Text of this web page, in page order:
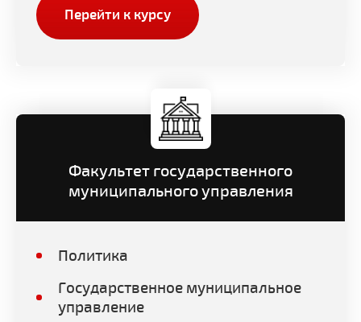
Перейти к курсу
Факультет государственного
муниципального управления
Политика
Государственное муниципальное
управление